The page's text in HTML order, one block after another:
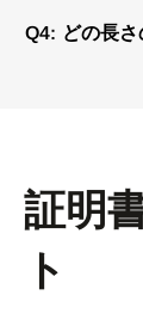
Q4: どの長さ
証明
ト